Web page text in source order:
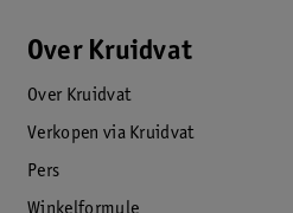
Over Kruidvat
Over Kruidvat
Verkopen via Kruidvat
Pers